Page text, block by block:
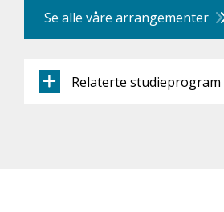
Se alle våre arrangementer
Relaterte studieprogram